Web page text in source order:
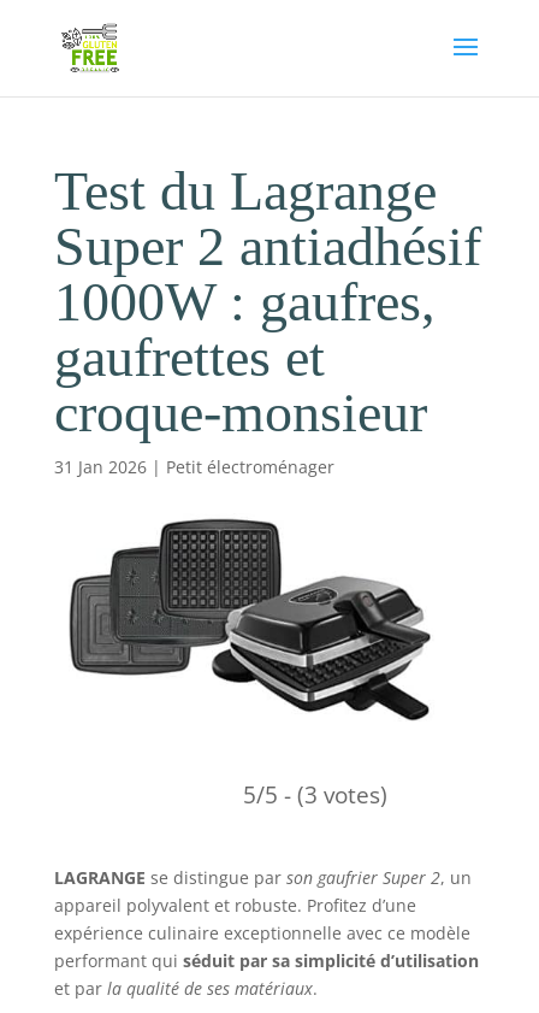
Test du Lagrange
Super 2 antiadhésif
1000W : gaufres,
gaufrettes et
croque-monsieur
31 Jan 2026| Petit électroménager
5/5 - (3 votes)
LAGRANGE se distingue par son gaufrier Super 2, un
appareil polyvalent et robuste. Profitez d’une
expérience culinaire exceptionnelle avec ce modèle
performant qui séduit par sa simplicité d’utilisation
et par la qualité de ses matériaux.